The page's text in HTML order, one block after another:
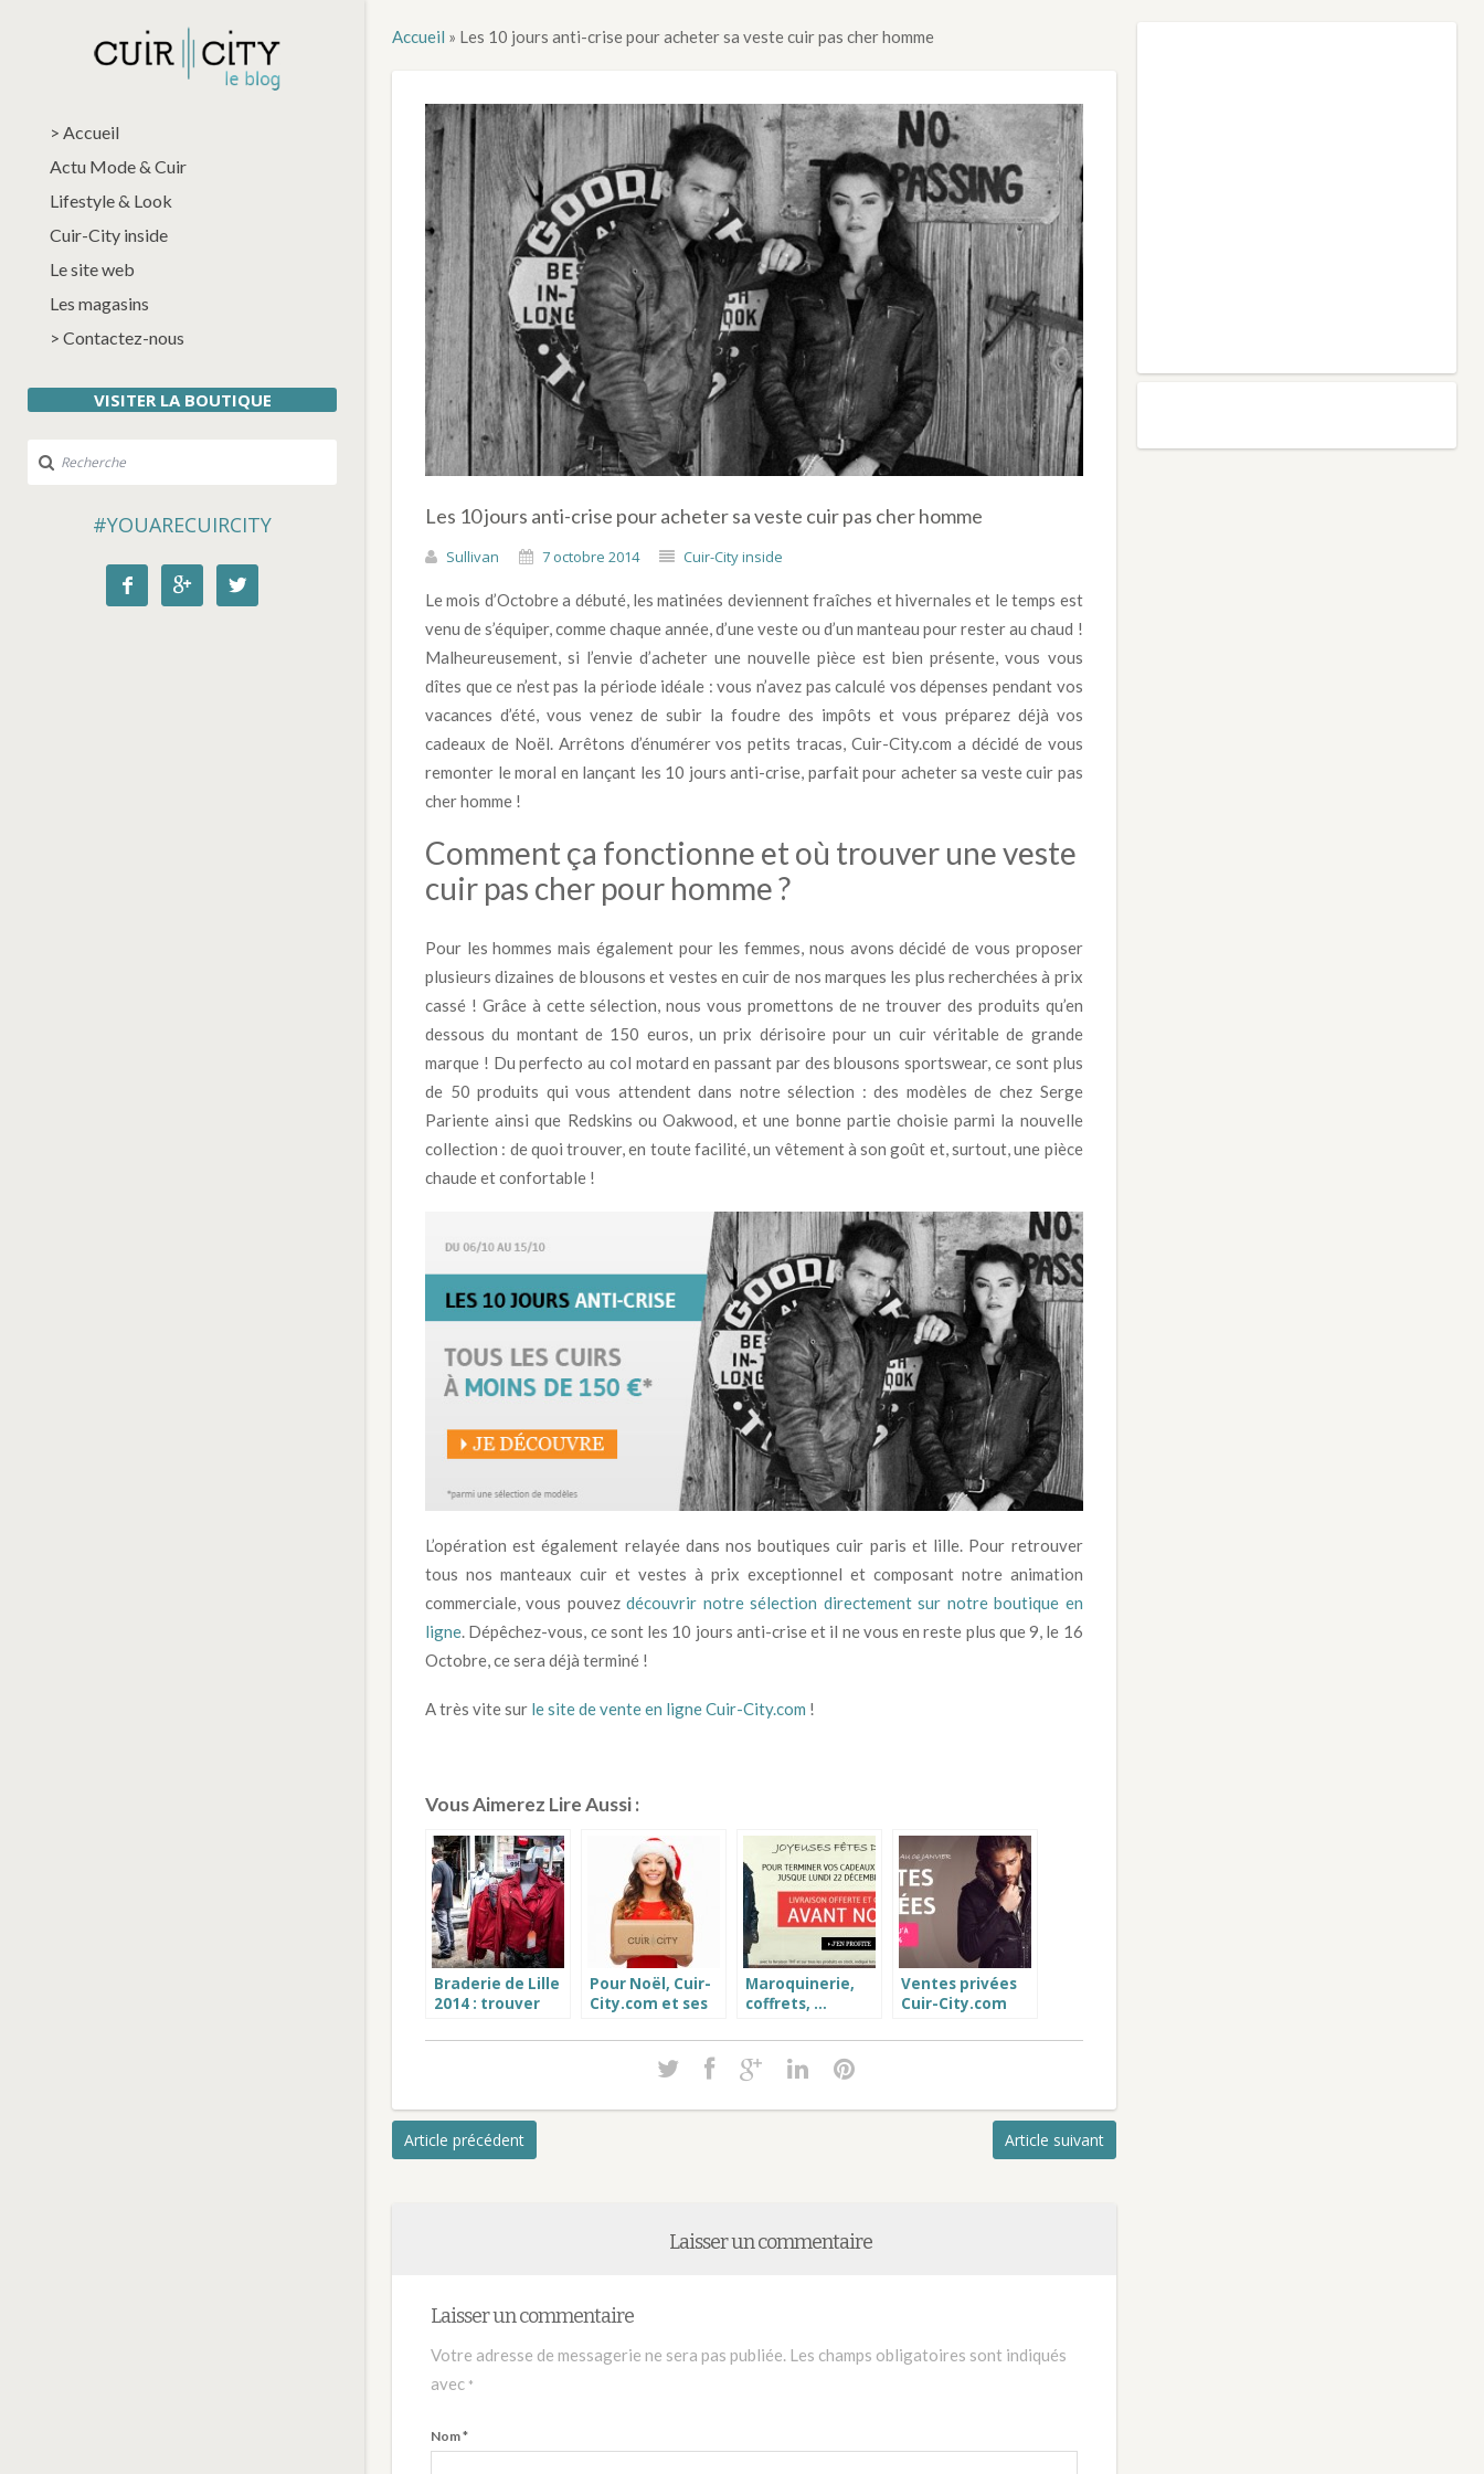
> Accueil
Actu Mode & Cuir
Lifestyle & Look
Cuir-City inside
Le site web
Les magasins
> Contactez-nous
VISITER LA BOUTIQUE
#YOUARECUIRCITY
  
Accueil » Les 10 jours anti-crise pour acheter sa veste cuir pas cher homme
Les 10 jours anti-crise pour acheter sa veste cuir pas cher homme
Sullivan 7 octobre 2014 Cuir-City inside
Le mois d’Octobre a débuté, les matinées deviennent fraîches et hivernales et le temps est
venu de s’équiper, comme chaque année, d’une veste ou d’un manteau pour rester au chaud !
Malheureusement, si l’envie d’acheter une nouvelle pièce est bien présente, vous vous
dîtes que ce n’est pas la période idéale : vous n’avez pas calculé vos dépenses pendant vos
vacances d’été, vous venez de subir la foudre des impôts et vous préparez déjà vos
cadeaux de Noël. Arrêtons d’énumérer vos petits tracas, Cuir-City.com a décidé de vous
remonter le moral en lançant les 10 jours anti-crise, parfait pour acheter sa veste cuir pas
cher homme !
Comment ça fonctionne et où trouver une veste
cuir pas cher pour homme ?
Pour les hommes mais également pour les femmes, nous avons décidé de vous proposer
plusieurs dizaines de blousons et vestes en cuir de nos marques les plus recherchées à prix
cassé ! Grâce à cette sélection, nous vous promettons de ne trouver des produits qu’en
dessous du montant de 150 euros, un prix dérisoire pour un cuir véritable de grande
marque ! Du perfecto au col motard en passant par des blousons sportswear, ce sont plus
de 50 produits qui vous attendent dans notre sélection : des modèles de chez Serge
Pariente ainsi que Redskins ou Oakwood, et une bonne partie choisie parmi la nouvelle
collection : de quoi trouver, en toute facilité, un vêtement à son goût et, surtout, une pièce
chaude et confortable !
L’opération est également relayée dans nos boutiques cuir paris et lille. Pour retrouver
tous nos manteaux cuir et vestes à prix exceptionnel et composant notre animation
commerciale, vous pouvezdécouvrir notre sélection directement sur notre boutique en
ligne. Dépêchez-vous, ce sont les 10 jours anti-crise et il ne vous en reste plus que 9, le 16
Octobre, ce sera déjà terminé !
A très vite sur le site de vente en ligne Cuir-City.com !
Vous Aimerez Lire Aussi :
Braderie de Lille
2014 : trouver
pas cher pour
Pour Noël, Cuir-
City.com et ses
se plient en 4
Maroquinerie,
coffrets, …
cadeaux avec la
livraison
gratuite et
Ventes privées
Cuir-City.com
Janvier !
Article précédent Article suivant
Laisser un commentaire
Laisser un commentaire
Votre adresse de messagerie ne sera pas publiée. Les champs obligatoires sont indiqués
avec *
Nom*